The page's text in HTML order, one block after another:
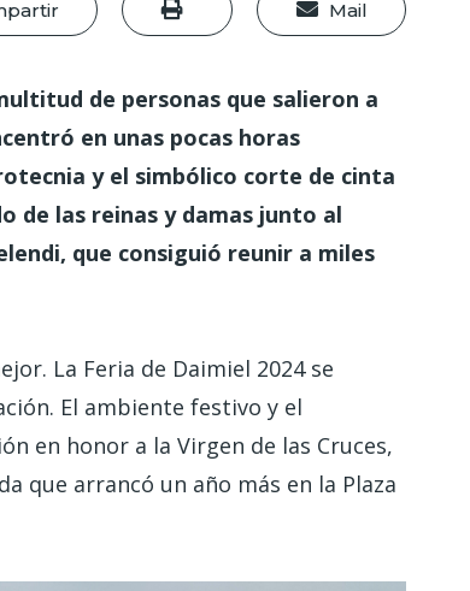
Mail
de personas que salieron a
en unas pocas horas
y el simbólico corte de cinta
de las reinas y damas junto al
que consiguió reunir a miles
La Feria de Daimiel 2024 se
El ambiente festivo y el
en honor a la Virgen de las Cruces,
que arrancó un año más en la Plaza